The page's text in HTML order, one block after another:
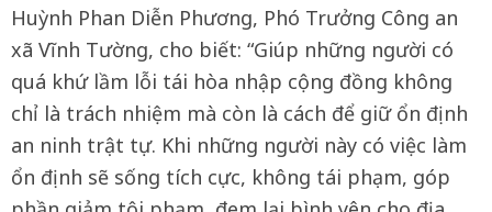
Huỳnh Phan Diễn Phương, Phó Trưởng Công an
xã Vĩnh Tường, cho biết: “Giúp những người có
quá khứ lầm lỗi tái hòa nhập cộng đồng không
chỉ là trách nhiệm mà còn là cách để giữ ổn định
an ninh trật tự. Khi những người này có việc làm
ổn định sẽ sống tích cực, không tái phạm, góp